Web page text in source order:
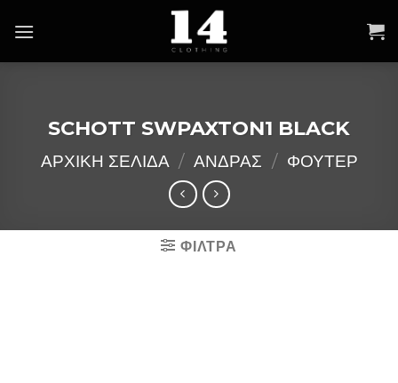
SCHOTT SWPAXTON1 BLACK
ΑΡΧΙΚΉ ΣΕΛΊΔΑ / ΑΝΔΡΑΣ / ΦΟΥΤΕΡ
ΦΙΛΤΡΑ